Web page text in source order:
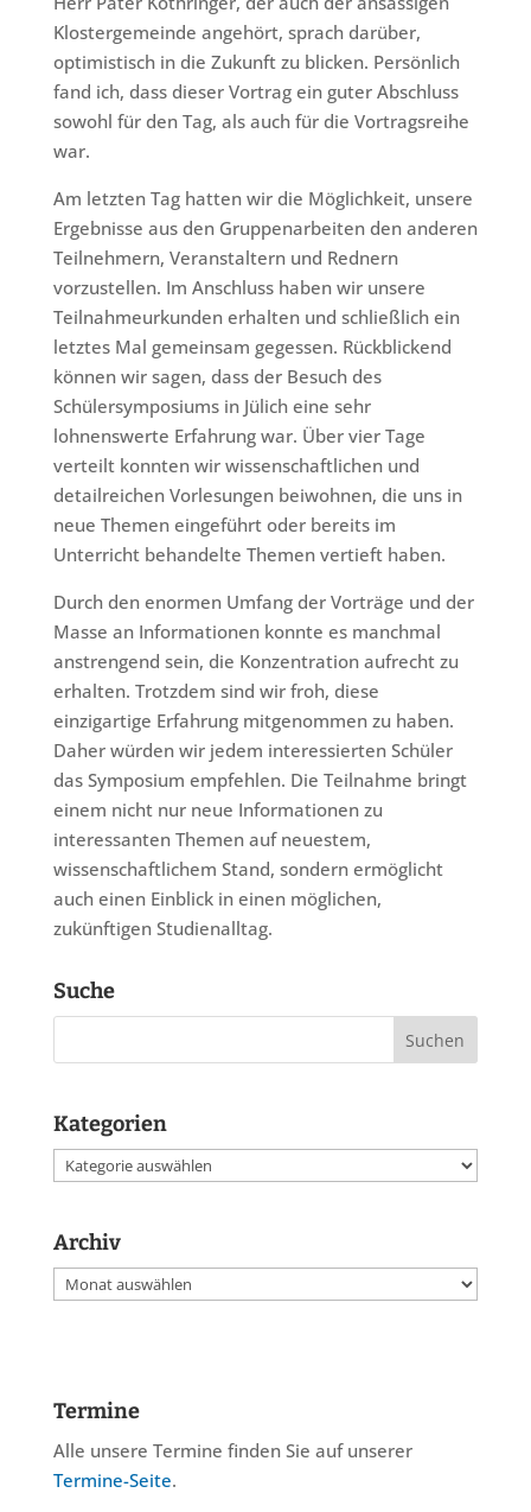
Klostergemeinde angehört, sprach darüber,
optimistisch in die Zukunft zu blicken. Persönlich
fand ich, dass dieser Vortrag ein guter Abschluss
sowohl für den Tag, als auch für die Vortragsreihe
war.
Am letzten Tag hatten wir die Möglichkeit, unsere
Ergebnisse aus den Gruppenarbeiten den anderen
Teilnehmern, Veranstaltern und Rednern
vorzustellen. Im Anschluss haben wir unsere
Teilnahmeurkunden erhalten und schließlich ein
letztes Mal gemeinsam gegessen. Rückblickend
können wir sagen, dass der Besuch des
Schülersymposiums in Jülich eine sehr
lohnenswerte Erfahrung war. Über vier Tage
verteilt konnten wir wissenschaftlichen und
detailreichen Vorlesungen beiwohnen, die uns in
neue Themen eingeführt oder bereits im
Unterricht behandelte Themen vertieft haben.
Durch den enormen Umfang der Vorträge und der
Masse an Informationen konnte es manchmal
anstrengend sein, die Konzentration aufrecht zu
erhalten. Trotzdem sind wir froh, diese
einzigartige Erfahrung mitgenommen zu haben.
Daher würden wir jedem interessierten Schüler
das Symposium empfehlen. Die Teilnahme bringt
einem nicht nur neue Informationen zu
interessanten Themen auf neuestem,
wissenschaftlichem Stand, sondern ermöglicht
auch einen Einblick in einen möglichen,
zukünftigen Studienalltag.
Suche
Kategorien
Kategorien
Archiv
Archiv
Termine
Alle unsere Termine finden Sie auf unserer
Termine-Seite.